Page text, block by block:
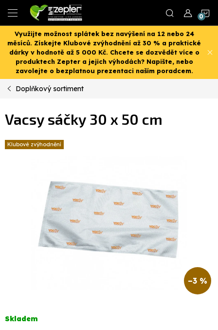
obsah
Využijte možnost splátek bez navýšení na 12 nebo 24
měsíců. Získejte Klubové zvýhodnění až 30 % a praktické
dárky v hodnotě až 5 000 Kč. Chcete se dozvědět více o
produktech Zepter a jejich výhodách? Napište, nebo
zavolejte o bezplatnou prezentaci naším poradcem.
Doplňkový sortiment
Vacsy sáčky 30 x 50 cm
Klubové zvýhodnění
–3 %
Skladem